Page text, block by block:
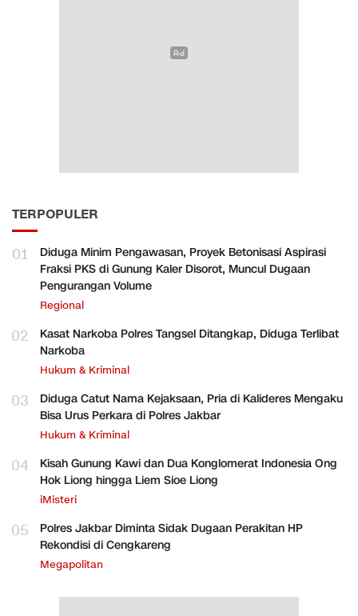
TERPOPULER
01
Diduga Minim Pengawasan, Proyek Betonisasi Aspirasi
Fraksi PKS di Gunung Kaler Disorot, Muncul Dugaan
Pengurangan Volume
Regional
02
Kasat Narkoba Polres Tangsel Ditangkap, Diduga Terlibat
Narkoba
Hukum & Kriminal
03
Diduga Catut Nama Kejaksaan, Pria di Kalideres Mengaku
Bisa Urus Perkara di Polres Jakbar
Hukum & Kriminal
04
Kisah Gunung Kawi dan Dua Konglomerat Indonesia Ong
Hok Liong hingga Liem Sioe Liong
iMisteri
05
Polres Jakbar Diminta Sidak Dugaan Perakitan HP
Rekondisi di Cengkareng
Megapolitan